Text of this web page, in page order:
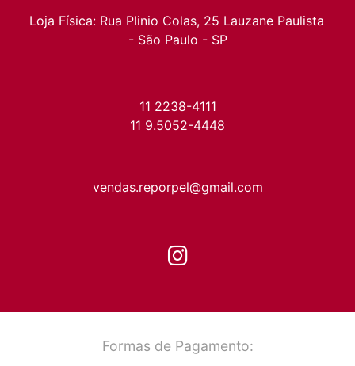
Loja Física: Rua Plinio Colas, 25 Lauzane Paulista
- São Paulo - SP
11 2238-4111
11 9.5052-4448
vendas.reporpel@gmail.com
Formas de Pagamento: